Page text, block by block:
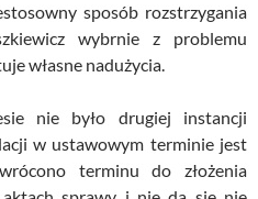
sposób rozstrzygania
wybrnie z problemu
własne nadużycia.
nie było drugiej instancji
w ustawowym terminie jest
terminu do złożenia